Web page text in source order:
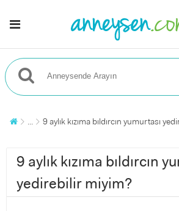
... 9 aylık kızıma bıldırcın yumurtası
9 aylık kızıma bıldırcın
yedirebilir miyim?